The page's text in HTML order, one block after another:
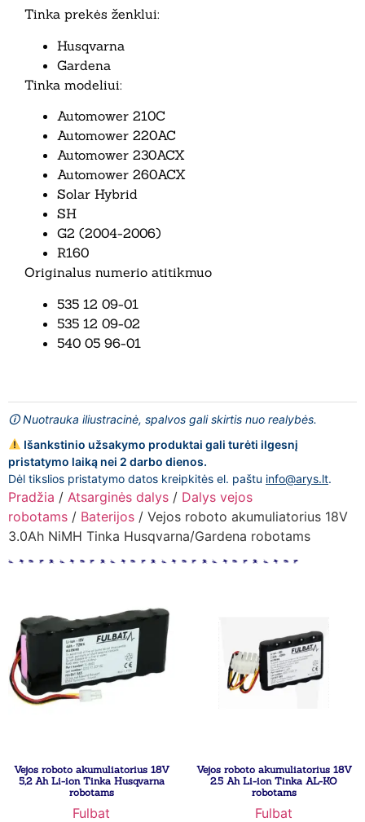
Tinka prekės ženklui:
Husqvarna
Gardena
Tinka modeliui:
Automower 210C
Automower 220AC
Automower 230ACX
Automower 260ACX
Solar Hybrid
SH
G2 (2004-2006)
R160
Originalus numerio atitikmuo
535 12 09-01
535 12 09-02
540 05 96-01
🛈 Nuotrauka iliustracinė, spalvos gali skirtis nuo realybės.
Išankstinio užsakymo produktai gali turėti ilgesnį
pristatymo laiką nei 2 darbo dienos.
Dėl tikslios pristatymo datos kreipkitės el. paštu info@arys.lt.
Pradžia / Atsarginės dalys / Dalys vejos
robotams / Baterijos / Vejos roboto akumuliatorius 18V
3.0Ah NiMH Tinka Husqvarna/Gardena robotams
Vejos roboto akumuliatorius 18V
5,2 Ah Li-ion Tinka Husqvarna
robotams
Fulbat
Vejos roboto akumuliatorius 18V
2.5 Ah Li-ion Tinka AL-KO
robotams
Fulbat